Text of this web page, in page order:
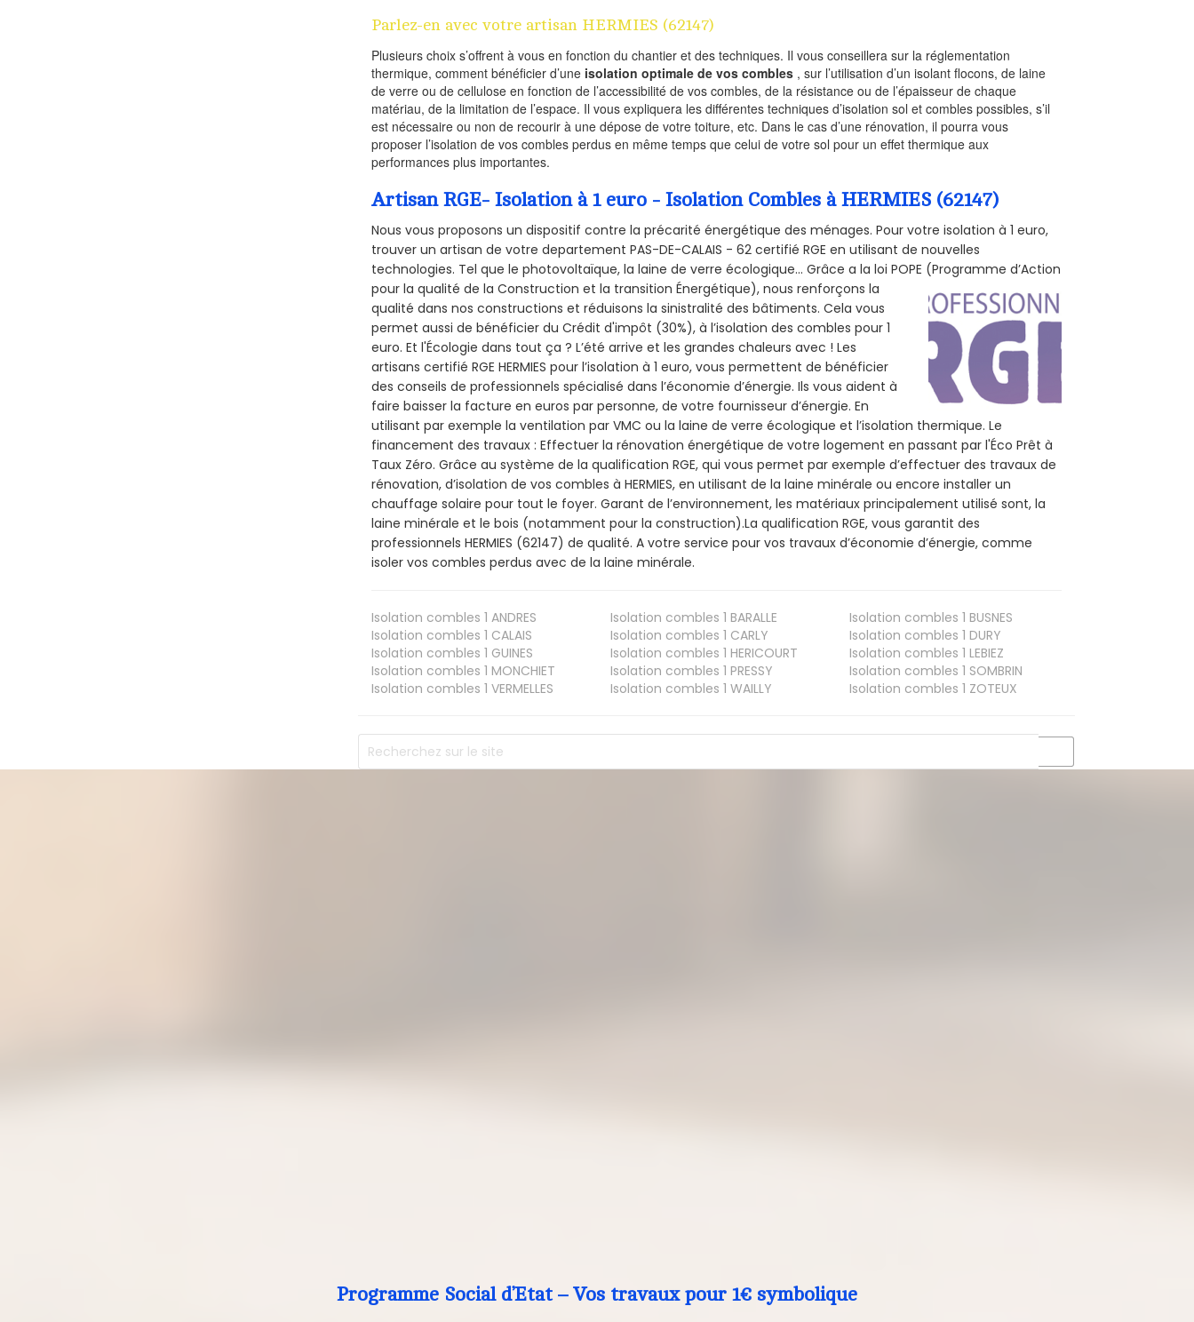
Parlez-en avec votre artisan HERMIES (62147)
Plusieurs choix s’offrent à vous en fonction du chantier et des techniques. Il vous conseillera sur la réglementation
thermique, comment bénéficier d’une isolation optimale de vos combles , sur l’utilisation d’un isolant flocons, de laine
de verre ou de cellulose en fonction de l’accessibilité de vos combles, de la résistance ou de l’épaisseur de chaque
matériau, de la limitation de l’espace. Il vous expliquera les différentes techniques d’isolation sol et combles possibles, s’il
est nécessaire ou non de recourir à une dépose de votre toiture, etc. Dans le cas d’une rénovation, il pourra vous
proposer l’isolation de vos combles perdus en même temps que celui de votre sol pour un effet thermique aux
performances plus importantes.
Artisan RGE- Isolation à 1 euro - Isolation Combles à HERMIES (62147)
Nous vous proposons un dispositif contre la précarité énergétique des ménages. Pour votre isolation à 1 euro,
trouver un artisan de votre departement PAS-DE-CALAIS - 62 certifié RGE en utilisant de nouvelles
technologies. Tel que le photovoltaïque, la laine de verre écologique... Grâce a la loi POPE (Programme d’Action
pour la qualité de la Construction et la transition Énergétique), nous renforçons la
qualité dans nos constructions et réduisons la sinistralité des bâtiments. Cela vous
permet aussi de bénéficier du Crédit d'impôt (30%), à l’isolation des combles pour 1
euro. Et l'Écologie dans tout ça ? L’été arrive et les grandes chaleurs avec ! Les
artisans certifié RGE HERMIES pour l’isolation à 1 euro, vous permettent de bénéficier
des conseils de professionnels spécialisé dans l’économie d’énergie. Ils vous aident à
faire baisser la facture en euros par personne, de votre fournisseur d’énergie. En
utilisant par exemple la ventilation par VMC ou la laine de verre écologique et l’isolation thermique. Le
financement des travaux : Effectuer la rénovation énergétique de votre logement en passant par l'Éco Prêt à
Taux Zéro. Grâce au système de la qualification RGE, qui vous permet par exemple d’effectuer des travaux de
rénovation, d’isolation de vos combles à HERMIES, en utilisant de la laine minérale ou encore installer un
chauffage solaire pour tout le foyer. Garant de l’environnement, les matériaux principalement utilisé sont, la
laine minérale et le bois (notamment pour la construction).La qualification RGE, vous garantit des
professionnels HERMIES (62147) de qualité. A votre service pour vos travaux d’économie d’énergie, comme
isoler vos combles perdus avec de la laine minérale.
Isolation combles 1 ANDRES Isolation combles 1 BARALLE Isolation combles 1 BUSNES
Isolation combles 1 CALAIS Isolation combles 1 CARLY Isolation combles 1 DURY
Isolation combles 1 GUINES Isolation combles 1 HERICOURT Isolation combles 1 LEBIEZ
Isolation combles 1 MONCHIET Isolation combles 1 PRESSY Isolation combles 1 SOMBRIN
Isolation combles 1 VERMELLES Isolation combles 1 WAILLY Isolation combles 1 ZOTEUX
Programme Social d’Etat – Vos travaux pour 1€ symbolique